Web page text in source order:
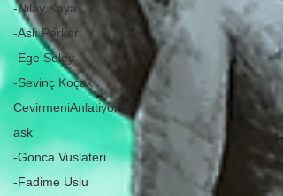
-Nilay Kaya
-Aslı Perker
-Ege Soley
-Sevinç Koçak
CevirmeniAnlatiyor
ask
-Gonca Vuslateri
-Fadime Uslu